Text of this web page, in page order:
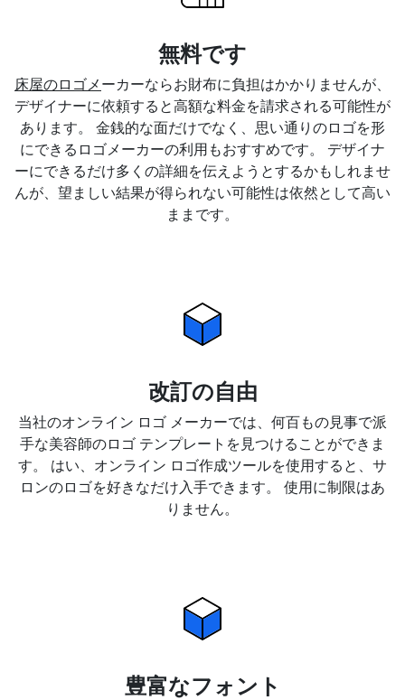
無料です
床屋のロゴメ ーカーならお財布に負担はかかりませんが、
デザイナーに依頼すると高額な料金を請求される可能性が
あります。 金銭的な面だけでなく、思い通りのロゴを形
にできるロゴメーカーの利用もおすすめです。 デザイナ
ーにできるだけ多くの詳細を伝えようとするかもしれませ
んが、望ましい結果が得られない可能性は依然として高い
ままです。
改訂の自由
当社のオンライン ロゴ メーカーでは、何百もの見事で派
手な美容師のロゴ テンプレートを見つけることができま
す。 はい、オンライン ロゴ作成ツールを使用すると、サ
ロンのロゴを好きなだけ入手できます。 使用に制限はあ
りません。
豊富なフォント